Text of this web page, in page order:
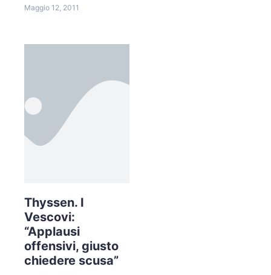
Maggio 12, 2011
Thyssen. I
Vescovi:
“Applausi
offensivi, giusto
chiedere scusa”